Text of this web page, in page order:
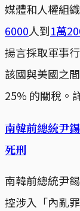
媒體和人權組
6000人到1萬
揚言採取軍事
該國與美國之
25% 的關稅。
南韓前總統尹
死刑
南韓前總統尹
控涉入「內亂